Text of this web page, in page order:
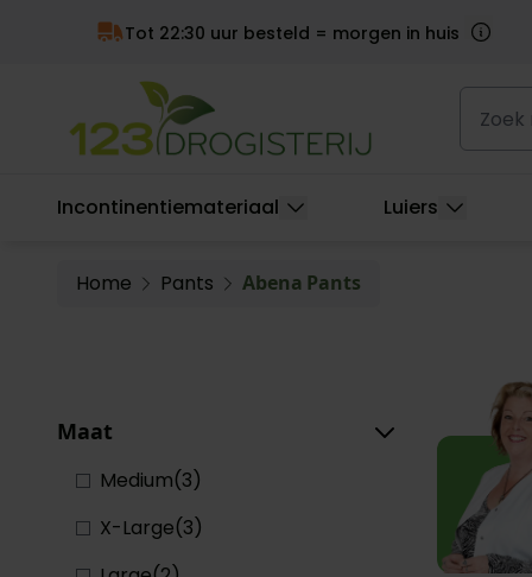
Achteraf betalen
Ga naar de inhoud
Zoek
Incontinentiemateriaal Luiers
Home Pants Abena Pants
Maat
Medium(3)
X-Large(3)